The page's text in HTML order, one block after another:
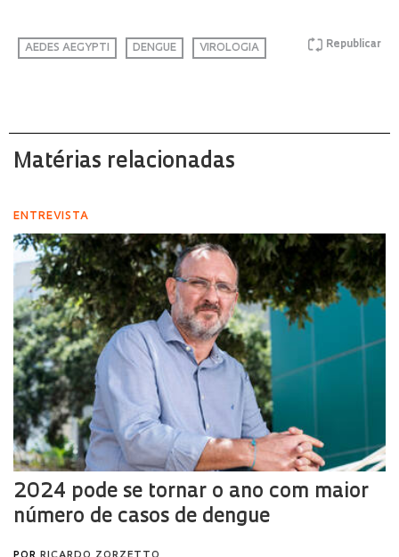
Republicar
AEDES AEGYPTI DENGUE VIROLOGIA